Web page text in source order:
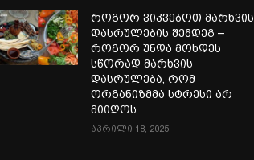
როგორ ვიკვებოთ მარხვის
დასრულების შემდეგ –
როგორ უნდა მოხდეს
სწორად მარხვის
დასრულება, რომ
ორგანიზმმა სტრესი არ
მიიღოს
აპრილი 18, 2025